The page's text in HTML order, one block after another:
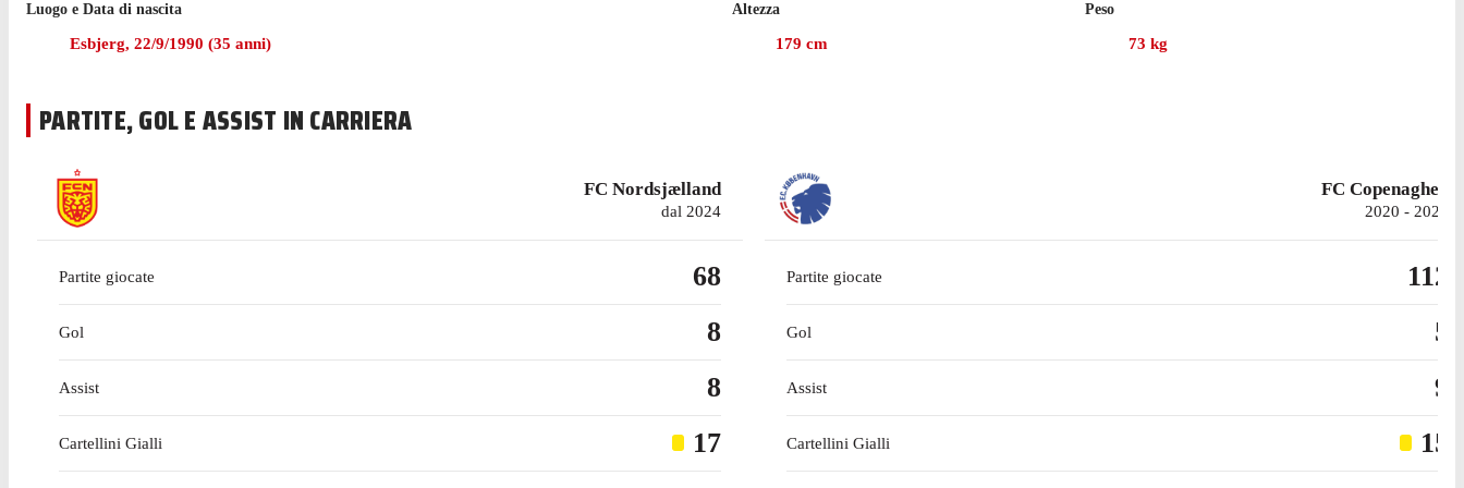
con una rete nel pareggio 2-2.
Ankersen ha giocato 19 partite di Serie A nell'ultima stagione con il Genoa, gare in cui ha fornito 1 assist vincente.
Luogo e Data di nascita
Esbjerg, 22/9/1990 (35 anni)
Altezza
179 cm
Peso
73 kg
PARTITE, GOL E ASSIST IN CARRIERA
FC Nordsjælland
dal 2024
Partite giocate 68
Gol 8
Assist 8
Cartellini Gialli
17
FC Copenaghen
2020 - 2024
Partite giocate 112
Gol 5
Assist 9
Cartellini Gialli
15